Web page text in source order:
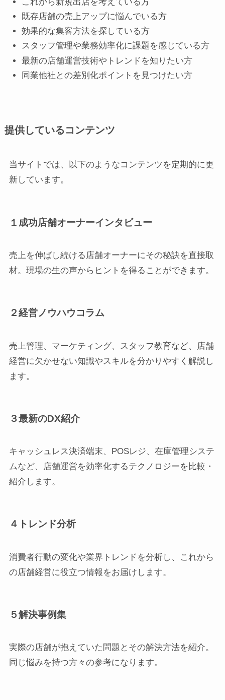
既存店舗の売上アップに悩んでいる方
効果的な集客方法を探している方
スタッフ管理や業務効率化に課題を感じている方
最新の店舗運営技術やトレンドを知りたい方
同業他社との差別化ポイントを見つけたい方
提供しているコンテンツ
当サイトでは、以下のようなコンテンツを定期的に更
新しています。
１成功店舗オーナーインタビュー
売上を伸ばし続ける店舗オーナーにその秘訣を直接取
材。現場の生の声からヒントを得ることができます。
２経営ノウハウコラム
売上管理、マーケティング、スタッフ教育など、店舗
経営に欠かせない知識やスキルを分かりやすく解説し
ます。
３最新のDX紹介
キャッシュレス決済端末、POSレジ、在庫管理システ
ムなど、店舗運営を効率化するテクノロジーを比較・
紹介します。
４トレンド分析
消費者行動の変化や業界トレンドを分析し、これから
の店舗経営に役立つ情報をお届けします。
５解決事例集
実際の店舗が抱えていた問題とその解決方法を紹介。
同じ悩みを持つ方々の参考になります。